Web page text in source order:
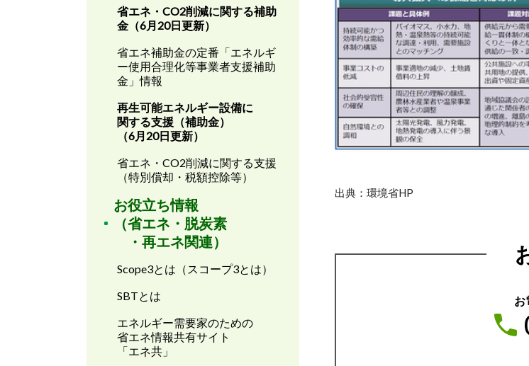
出典：環境省HP
お
省エネ・CO2削減に関する補助
金（6月20日更新）
省エネ補助金の定番「エネルギ
ー使用合理化等事業者支援補助
金」情報
再生可能エネルギー設備に
関する支援（補助金）
（6月20日更新）
省エネ・CO2削減に関する支援
（特別償却・税額控除等）
お役立ち情報
（省エネ・脱炭素
・再エネ関連）
Scope3とは（スコープ3とは）
SBTとは
エネルギー需要家のための
省エネ情報共有サイト
「エネ共」